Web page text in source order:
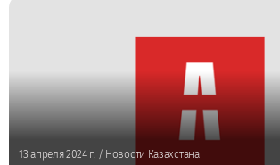
13 апреля 2024 г./ Новости Казахстана